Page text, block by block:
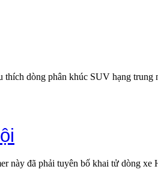
dòng phân khúc SUV hạng trung
đã phải tuyên bố khai tử dòng xe